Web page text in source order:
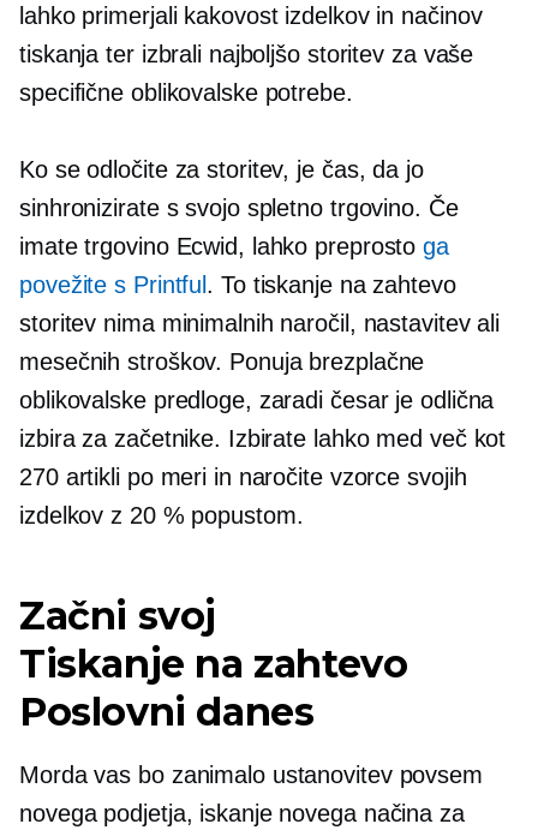
lahko primerjali kakovost izdelkov in načinov
tiskanja ter izbrali najboljšo storitev za vaše
specifične oblikovalske potrebe.
Ko se odločite za storitev, je čas, da jo
sinhronizirate s svojo spletno trgovino. Če
imate trgovino Ecwid, lahko preprostoga
povežite s Printful . To tiskanje na zahtevo
storitev nima minimalnih naročil, nastavitev ali
mesečnih stroškov. Ponuja brezplačne
oblikovalske predloge, zaradi česar je odlična
izbira za začetnike. Izbirate lahko med več kot
270 artikli po meri in naročite vzorce svojih
izdelkov z 20 % popustom.
Začni svoj
Tiskanje na zahtevo
Poslovni danes
Morda vas bo zanimalo ustanovitev povsem
novega podjetja, iskanje novega načina za